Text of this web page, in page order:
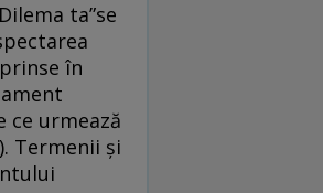
ta”se
în
ce urmează
Termenii şi